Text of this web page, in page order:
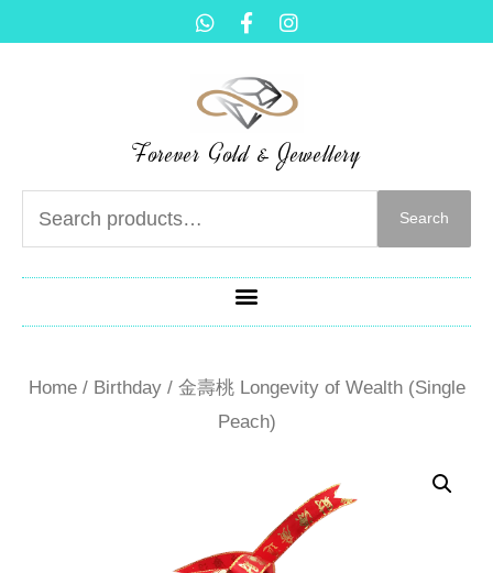
Forever Gold & Jewellery
Search
Home/ Birthday/ 金壽桃 Longevity of Wealth (Single
Peach)